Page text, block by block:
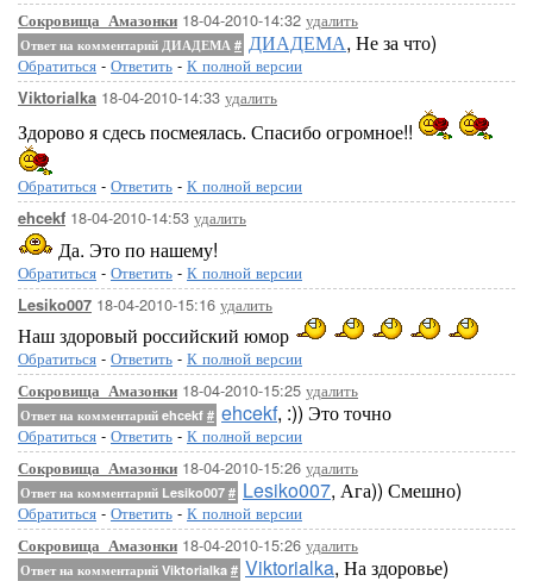
Сокровища_Амазонки 18-04-2010-14:32 удалить
Ответ на комментарий ДИАДЕМА # ДИАДЕМА, Не за что)
Обратиться - Ответить - К полной версии
Viktorialka 18-04-2010-14:33 удалить
Здорово я сдесь посмеялась. Спасибо огромное!!
Обратиться - Ответить - К полной версии
ehcekf 18-04-2010-14:53 удалить
Да. Это по нашему!
Обратиться - Ответить - К полной версии
Lesiko007 18-04-2010-15:16 удалить
Наш здоровый российский юмор
Обратиться - Ответить - К полной версии
Сокровища_Амазонки 18-04-2010-15:25 удалить
Ответ на комментарий ehcekf # ehcekf, :)) Это точно
Обратиться - Ответить - К полной версии
Сокровища_Амазонки 18-04-2010-15:26 удалить
Ответ на комментарий Lesiko007 # Lesiko007, Ага)) Смешно)
Обратиться - Ответить - К полной версии
Сокровища_Амазонки 18-04-2010-15:26 удалить
Ответ на комментарий Viktorialka # Viktorialka, На здоровье)